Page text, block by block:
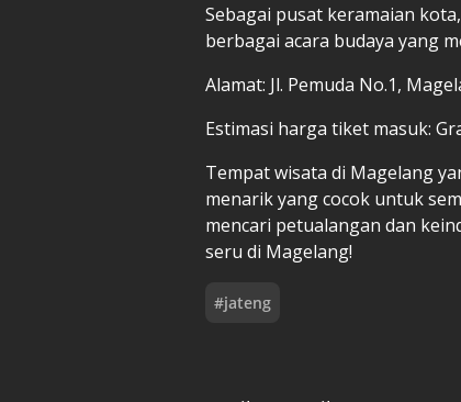
Sebagai pusat keramaian
berbagai acara budaya yang
Alamat: Jl. Pemuda No.1,
Estimasi harga tiket masuk:
Tempat wisata di Magelang
menarik yang cocok untuk
mencari petualangan dan
seru di Magelang!
#jateng